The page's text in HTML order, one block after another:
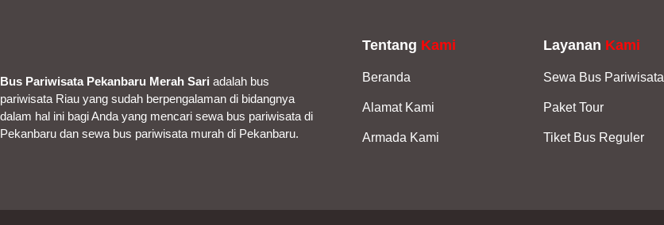
Bus Pariwisata Pekanbaru Merah Sari adalah bus
pariwisata Riau yang sudah berpengalaman di bidangnya
dalam hal ini bagi Anda yang mencari sewa bus pariwisata di
Pekanbaru dan sewa bus pariwisata murah di Pekanbaru.
Tentang Kami
Beranda
Alamat Kami
Armada Kami
Layanan Kami
Sewa Bus Pariwisata
Paket Tour
Tiket Bus Reguler